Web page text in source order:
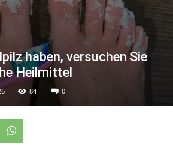
haben, versuchen Sie
Heilmittel
84 0